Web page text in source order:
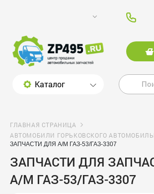
Каталог
ГЛАВНАЯ СТРАНИЦА
АВТОМОБИЛИ ГОРЬКОВСКОГО
ЗАПЧАСТИ ДЛЯ А/М ГАЗ-53/ГАЗ-3307
ЗАПЧАСТИ ДЛЯ
А/М ГАЗ-53/ГАЗ-3307